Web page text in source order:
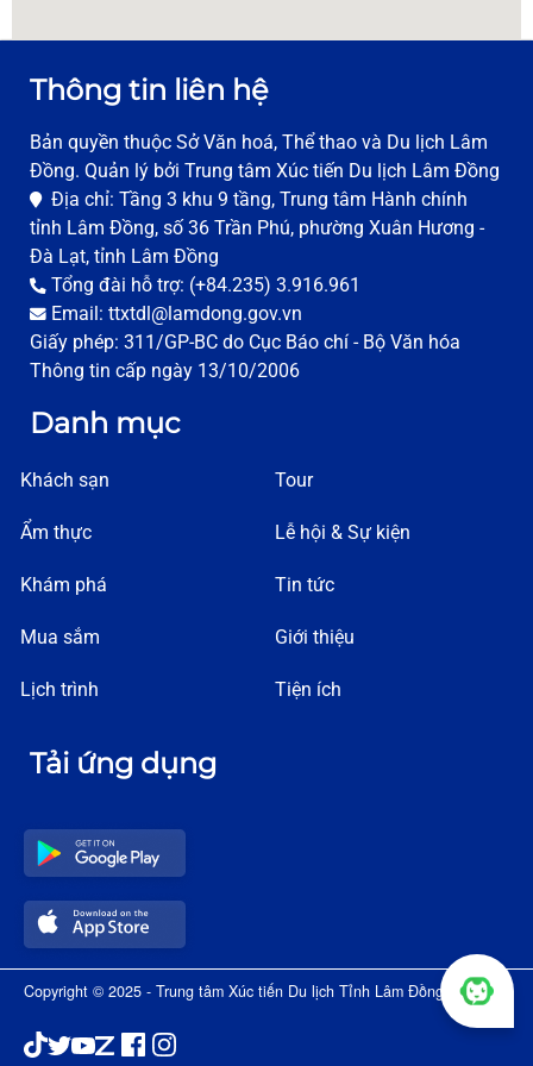
Thông tin liên hệ
Bản quyền thuộc Sở Văn hoá, Thể thao và Du lịch Lâm
Đồng. Quản lý bởi Trung tâm Xúc tiến Du lịch Lâm Đồng
Địa chỉ: Tầng 3 khu 9 tầng, Trung tâm Hành chính
tỉnh Lâm Đồng, số 36 Trần Phú, phường Xuân Hương -
Đà Lạt, tỉnh Lâm Đồng
Tổng đài hỗ trợ: (+84.235) 3.916.961
Email: ttxtdl@lamdong.gov.vn
Giấy phép: 311/GP-BC do Cục Báo chí - Bộ Văn hóa
Thông tin cấp ngày 13/10/2006
Danh mục
Khách sạn
Ẩm thực
Khám phá
Mua sắm
Lịch trình
Tour
Lễ hội & Sự kiện
Tin tức
Giới thiệu
Tiện ích
Tải ứng dụng
Copyright © 2025 - Trung tâm Xúc tiến Du lịch Tỉnh Lâm Đồng